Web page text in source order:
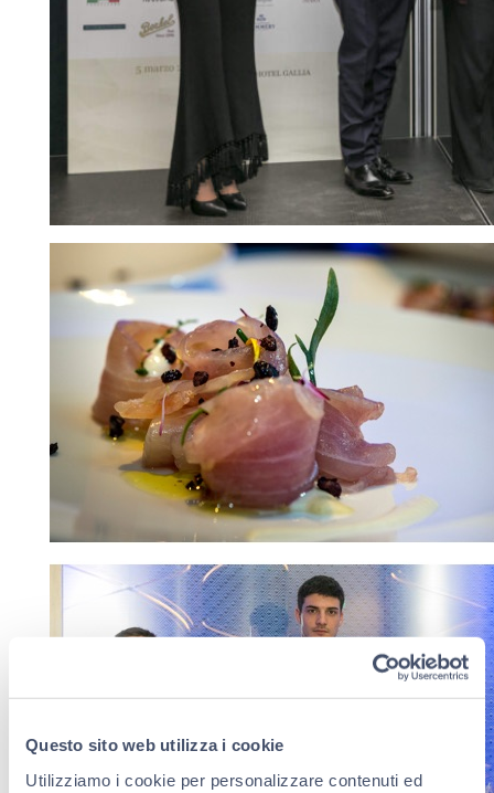
Questo sito web utilizza i cookie
Utilizziamo i cookie per personalizzare contenuti ed